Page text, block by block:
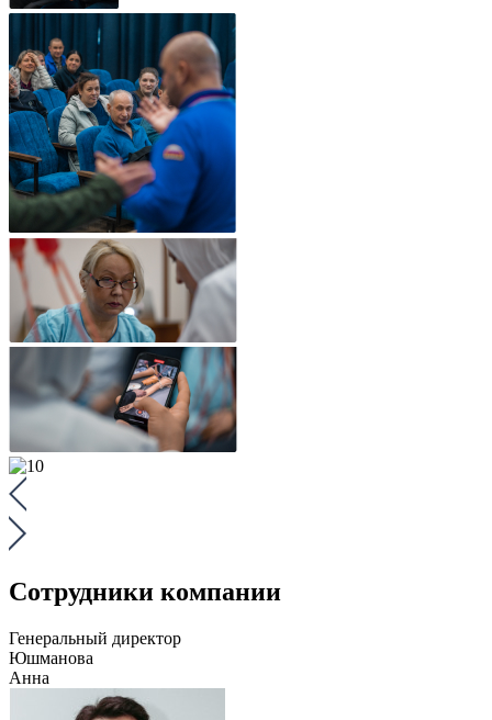
Сотрудники компании
Генеральный директор
Юшманова
Анна